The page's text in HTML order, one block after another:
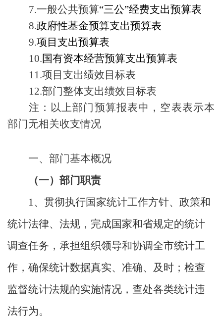
7.一般公共预算“三公”经费支出预算表
8.政府性基金预算支出预算表
9.项目支出预算表
10.国有资本经营预算支出预算表
11.项目支出绩效目标表
12.部门整体支出绩效目标表
注：以上部门预算报表中，空表表示本
部门无相关收支情况
一、部门基本概况
（一）部门职责
1、贯彻执行国家统计工作方针、政策和
统计法律、法规，完成国家和省规定的统计
调查任务，承担组织领导和协调全市统计工
作，确保统计数据真实、准确、及时；检查
监督统计法规的实施情况，查处各类统计违
法行为。